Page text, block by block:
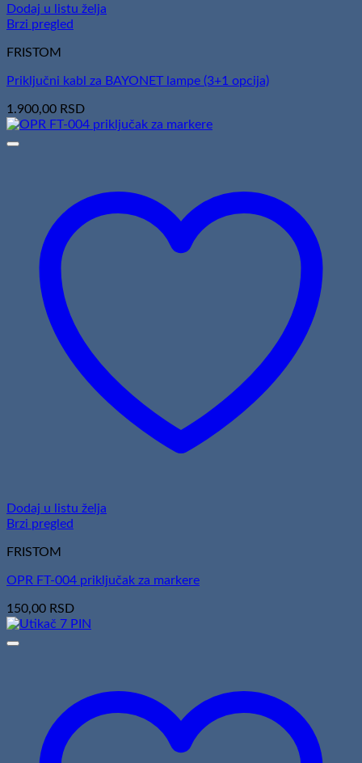
Dodaj u listu želja
Brzi pregled
FRISTOM
Priključni kabl za BAYONET lampe (3+1 opcija)
1.900,00 RSD
Dodaj u listu želja
Brzi pregled
FRISTOM
OPR FT-004 priključak za markere
150,00 RSD